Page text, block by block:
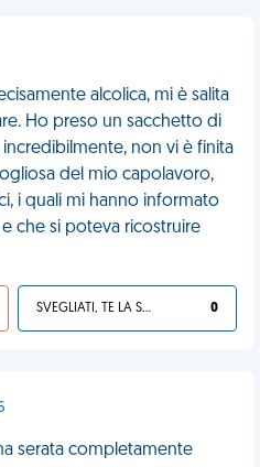
alcolica, mi è salita
Ho preso un sacchetto di
non vi è finita
del mio capolavoro,
i quali mi hanno informato
che si poteva ricostruire
SVEGLIATI, TE LA SEI CERCATA! 0
serata completamente